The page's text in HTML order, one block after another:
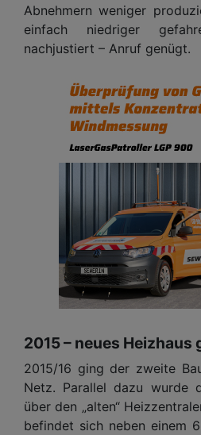
Abnehmern weniger
einfach niedriger
nachjustiert – Anruf genügt.
2015 – neues Heizhaus
2015/16 ging der zweite
Netz. Parallel dazu wurde
über den „alten“
befindet sich neben einem